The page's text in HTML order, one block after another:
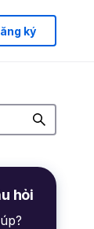
ký
hỏi